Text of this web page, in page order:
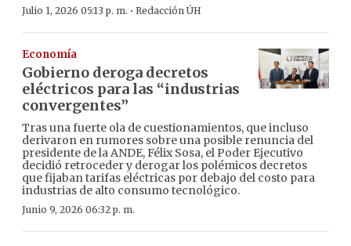
Julio 1, 2026 05:13 p. m. · Redacción ÚH
Economía
Gobierno deroga decretos
eléctricos para las “industrias
convergentes”
Tras una fuerte ola de cuestionamientos, que incluso
derivaron en rumores sobre una posible renuncia del
presidente de la ANDE, Félix Sosa, el Poder Ejecutivo
decidió retroceder y derogar los polémicos decretos
que fijaban tarifas eléctricas por debajo del costo para
industrias de alto consumo tecnológico.
Junio 9, 2026 06:32 p. m.